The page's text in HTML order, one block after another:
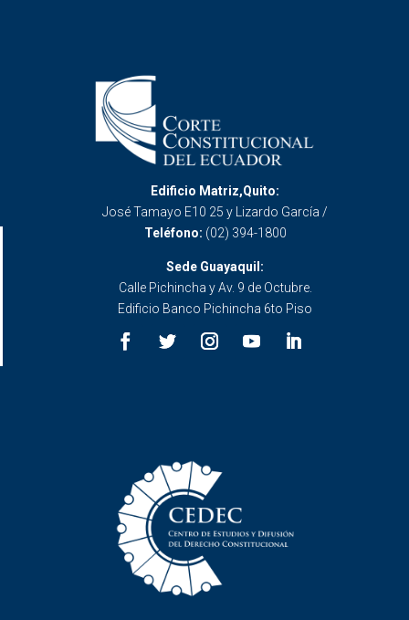
Edificio Matriz,Quito:
José Tamayo E10 25 y Lizardo García /
Teléfono: (02) 394-1800
Sede Guayaquil:
Calle Pichincha y Av. 9 de Octubre.
Edificio Banco Pichincha 6to Piso